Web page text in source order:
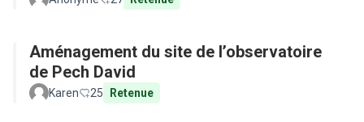
Aménagement du site de l’observatoire
de Pech David
Karen 25 Retenue